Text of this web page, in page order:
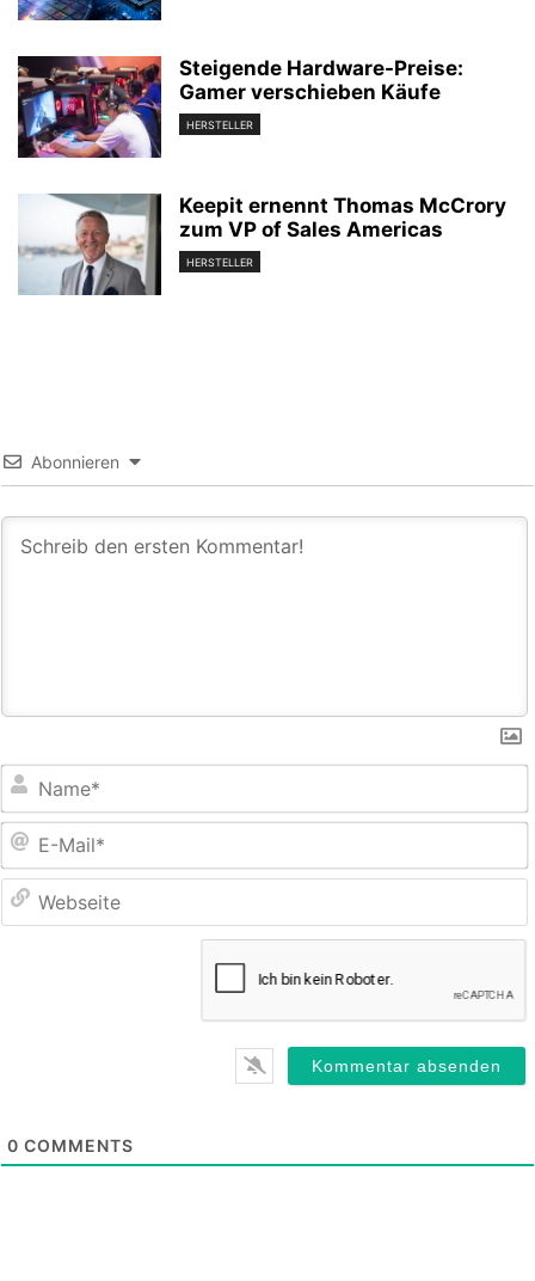
Steigende Hardware-Preise:
Gamer verschieben Käufe
HERSTELLER
Keepit ernennt Thomas McCrory
zum VP of Sales Americas
HERSTELLER
Abonnieren
0 COMMENTS